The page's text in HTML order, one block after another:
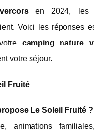
en 2024, les
Voici les réponses
camping nature
votre séjour.
Fruité
Le Soleil Fruité ?
animations